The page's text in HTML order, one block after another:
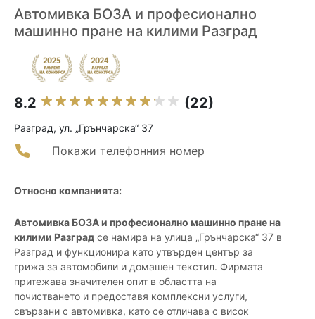
Автомивка БОЗА и професионално
машинно пране на килими Разград
8.2 (22)
Разград, ул. „Грънчарска“ 37
Покажи телефонния номер
Относно компанията:
Автомивка БОЗА и професионално машинно пране на
килими Разград се намира на улица „Грънчарска“ 37 в
Разград и функционира като утвърден център за
грижа за автомобили и домашен текстил. Фирмата
притежава значителен опит в областта на
почистването и предоставя комплексни услуги,
свързани с автомивка, като се отличава с висок